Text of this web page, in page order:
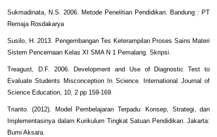
Sukmadinata, N.S. 2006. Metode Penelitian Pendidikan. Bandung : PT
Remaja Rosdakarya
Susilo, H. 2013. Pengembangan Tes Keterampilan Proses Sains Materi
Sistem Pencernaan Kelas XI SMA N 1 Pemalang. Skripsi.
Treagust, D.F. 2006. Development and Use of Diagnostic Test to
Evaluate Students Misconception In Science. International Journal of
Science Education, 10, 2 pp 159-169.
Trianto. (2012). Model Pembelajaran Terpadu: Konsep, Strategi, dan
Implementasinya dalam Kurikulum Tingkat Satuan Pendidikan. Jakarta:
Bumi Aksara.